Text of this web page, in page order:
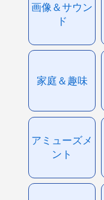
画像＆サウン
ド
家庭＆趣味
アミューズメ
ント